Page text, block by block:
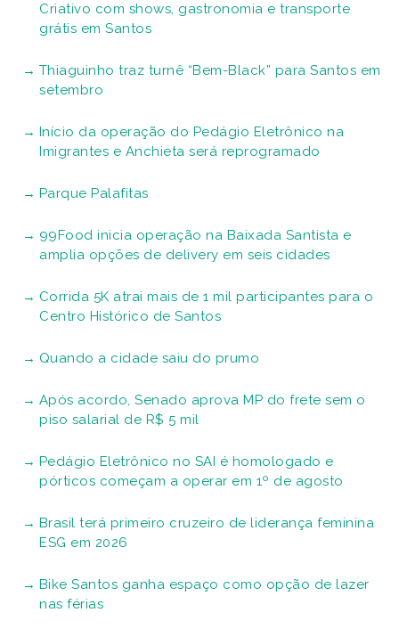
Criativo com shows, gastronomia e transporte
grátis em Santos
Thiaguinho traz turnê “Bem-Black” para Santos em
setembro
Início da operação do Pedágio Eletrônico na
Imigrantes e Anchieta será reprogramado
Parque Palafitas
99Food inicia operação na Baixada Santista e
amplia opções de delivery em seis cidades
Corrida 5K atrai mais de 1 mil participantes para o
Centro Histórico de Santos
Quando a cidade saiu do prumo
Após acordo, Senado aprova MP do frete sem o
piso salarial de R$ 5 mil
Pedágio Eletrônico no SAI é homologado e
pórticos começam a operar em 1º de agosto
Brasil terá primeiro cruzeiro de liderança feminina
ESG em 2026
Bike Santos ganha espaço como opção de lazer
nas férias